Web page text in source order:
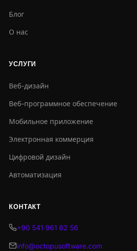
Блог
О нас
УСЛУГИ
Веб-дизайн
Веб-программное обеспечение
Мобильное приложение
Электронная коммерция
Цифровой дизайн
Автоматизация
КОНТАКТ
+90 541 961 62 56
info@octopusoftware.com